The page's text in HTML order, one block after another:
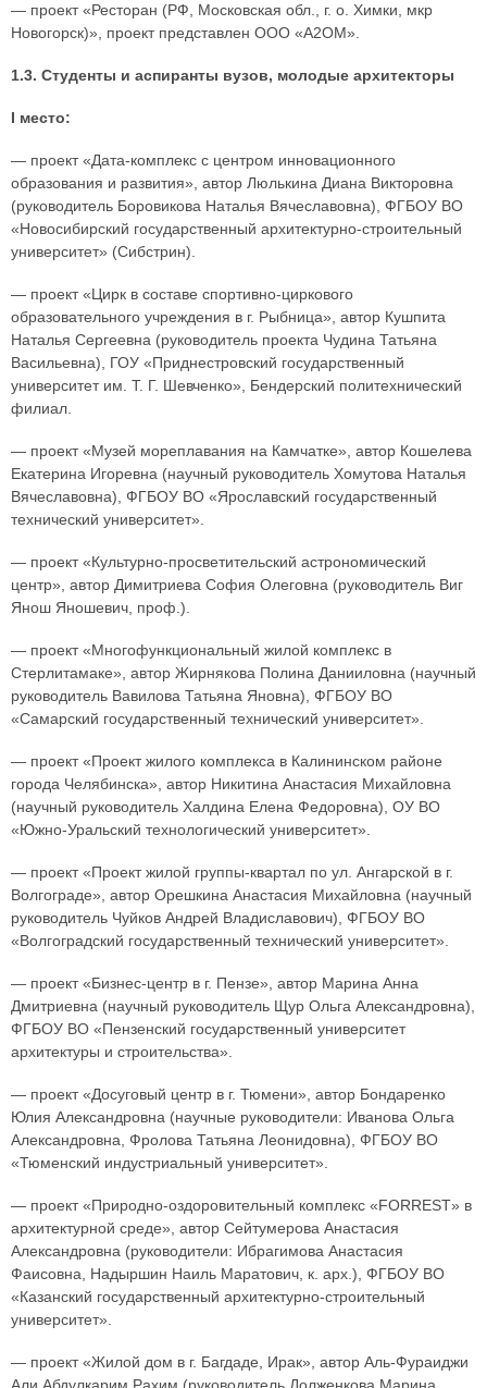
— проект «Ресторан (РФ, Московская обл., г. о. Химки, мкр
Новогорск)», проект представлен ООО «А2ОМ».
1.3. Студенты и аспиранты вузов, молодые архитекторы
I место:
— проект «Дата-комплекс с центром инновационного
образования и развития», автор Люлькина Диана Викторовна
(руководитель Боровикова Наталья Вячеславовна), ФГБОУ ВО
«Новосибирский государственный архитектурно-строительный
университет» (Сибстрин).
— проект «Цирк в составе спортивно-циркового
образовательного учреждения в г. Рыбница», автор Кушпита
Наталья Сергеевна (руководитель проекта Чудина Татьяна
Васильевна), ГОУ «Приднестровский государственный
университет им. Т. Г. Шевченко», Бендерский политехнический
филиал.
— проект «Музей мореплавания на Камчатке», автор Кошелева
Екатерина Игоревна (научный руководитель Хомутова Наталья
Вячеславовна), ФГБОУ ВО «Ярославский государственный
технический университет».
— проект «Культурно-просветительский астрономический
центр», автор Димитриева София Олеговна (руководитель Виг
Янош Яношевич, проф.).
— проект «Многофункциональный жилой комплекс в
Стерлитамаке», автор Жирнякова Полина Данииловна (научный
руководитель Вавилова Татьяна Яновна), ФГБОУ ВО
«Самарский государственный технический университет».
— проект «Проект жилого комплекса в Калининском районе
города Челябинска», автор Никитина Анастасия Михайловна
(научный руководитель Халдина Елена Федоровна), ОУ ВО
«Южно-Уральский технологический университет».
— проект «Проект жилой группы-квартал по ул. Ангарской в г.
Волгограде», автор Орешкина Анастасия Михайловна (научный
руководитель Чуйков Андрей Владиславович), ФГБОУ ВО
«Волгоградский государственный технический университет».
— проект «Бизнес-центр в г. Пензе», автор Марина Анна
Дмитриевна (научный руководитель Щур Ольга Александровна),
ФГБОУ ВО «Пензенский государственный университет
архитектуры и строительства».
— проект «Досуговый центр в г. Тюмени», автор Бондаренко
Юлия Александровна (научные руководители: Иванова Ольга
Александровна, Фролова Татьяна Леонидовна), ФГБОУ ВО
«Тюменский индустриальный университет».
— проект «Природно-оздоровительный комплекс «FORREST» в
архитектурной среде», автор Сейтумерова Анастасия
Александровна (руководители: Ибрагимова Анастасия
Фаисовна, Надыршин Наиль Маратович, к. арх.), ФГБОУ ВО
«Казанский государственный архитектурно-строительный
университет».
— проект «Жилой дом в г. Багдаде, Ирак», автор Аль-Фураиджи